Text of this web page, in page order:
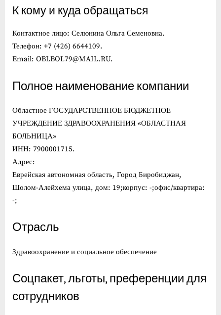
К кому и куда обращаться
Контактное лицо: Селюнина Ольга Семеновна.
Телефон: +7 (426) 6644109.
Email: OBLBOL79@MAIL.RU.
Полное наименование компании
Областное ГОСУДАРСТВЕННОЕ БЮДЖЕТНОЕ
УЧРЕЖДЕНИЕ ЗДРАВООХРАНЕНИЯ «ОБЛАСТНАЯ
БОЛЬНИЦА»
ИНН: 7900001715.
Адрес:
Еврейская автономная область, Город Биробиджан,
Шолом-Алейхема улица, дом: 19;корпус: -;офис/квартира:
-;
Отрасль
Здравоохранение и социальное обеспечение
Соцпакет, льготы, преференции для
сотрудников